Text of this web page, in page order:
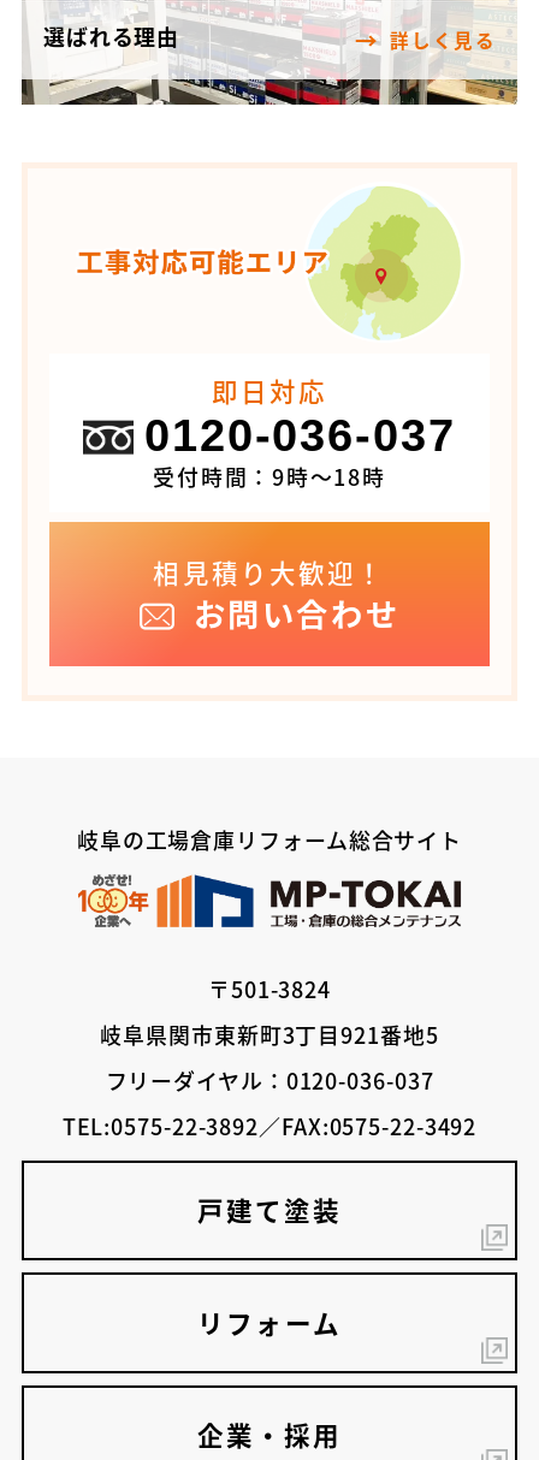
選ばれる理由 詳しく見る
即日対応
0120-036-037
受付時間：9時～18時
相見積り大歓迎！
お問い合わせ
岐阜の工場倉庫リフォーム総合サイト
〒501-3824
岐阜県関市東新町3丁目921番地5
フリーダイヤル：0120-036-037
TEL:0575-22-3892／FAX:0575-22-3492
戸建て塗装
リフォーム
企業・採用